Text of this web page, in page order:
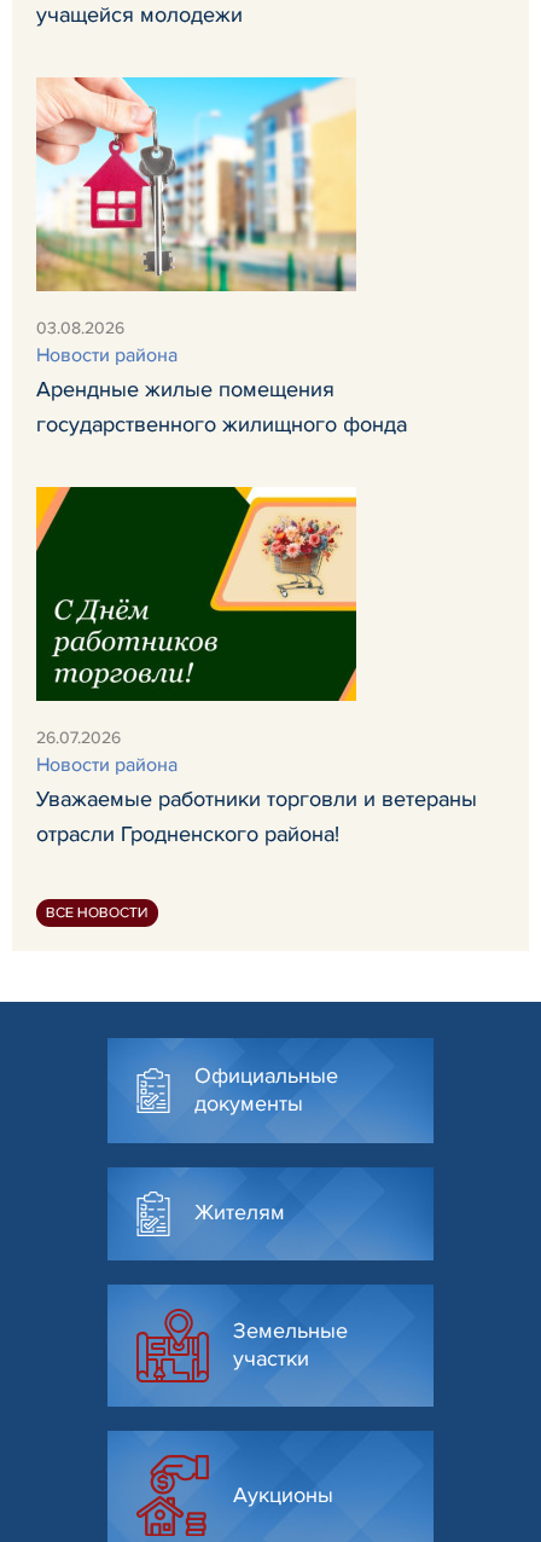
учащейся молодежи
03.08.2026
Новости района
Арендные жилые помещения
государственного жилищного фонда
26.07.2026
Новости района
Уважаемые работники торговли и ветераны
отрасли Гродненского района!
ВСЕ НОВОСТИ
Официальные
документы
Жителям
Земельные
участки
Аукционы